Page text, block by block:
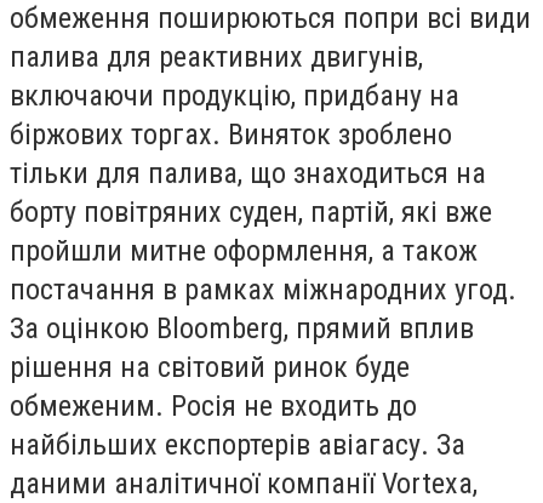
обмеження поширюються попри всі види
палива для реактивних двигунів,
включаючи продукцію, придбану на
біржових торгах. Виняток зроблено
тільки для палива, що знаходиться на
борту повітряних суден, партій, які вже
пройшли митне оформлення, а також
постачання в рамках міжнародних угод.
За оцінкою Bloomberg, прямий вплив
рішення на світовий ринок буде
обмеженим. Росія не входить до
найбільших експортерів авіагасу. За
даними аналітичної компанії Vortexa,